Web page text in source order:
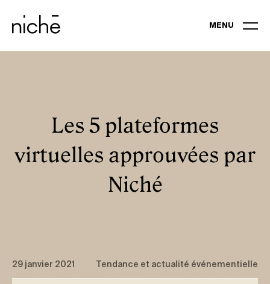
MENU
PORTFOLIO
ÉVÉNEMENTS D’AFFAIRES ET CONGRÈS
GALAS
AGENCE
Les 5 plateformes
virtuelles approuvées par
Niché
29 janvier 2021 Tendance et actualité événementielle